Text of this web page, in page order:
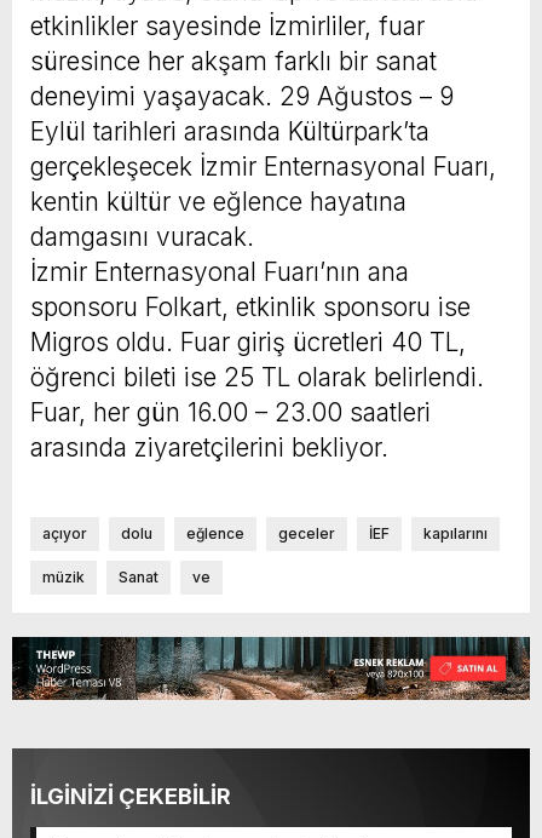
etkinlikler sayesinde İzmirliler, fuar
süresince her akşam farklı bir sanat
deneyimi yaşayacak. 29 Ağustos – 9
Eylül tarihleri arasında Kültürpark’ta
gerçekleşecek İzmir Enternasyonal Fuarı,
kentin kültür ve eğlence hayatına
damgasını vuracak.
İzmir Enternasyonal Fuarı’nın ana
sponsoru Folkart, etkinlik sponsoru ise
Migros oldu. Fuar giriş ücretleri 40 TL,
öğrenci bileti ise 25 TL olarak belirlendi.
Fuar, her gün 16.00 – 23.00 saatleri
arasında ziyaretçilerini bekliyor.
açıyor dolu eğlence geceler İEF kapılarını
müzik Sanat ve
İLGİNİZİ ÇEKEBİLİR